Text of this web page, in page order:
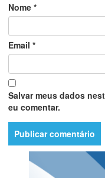
Nome *
Email *
Salvar meus dados
eu comentar.